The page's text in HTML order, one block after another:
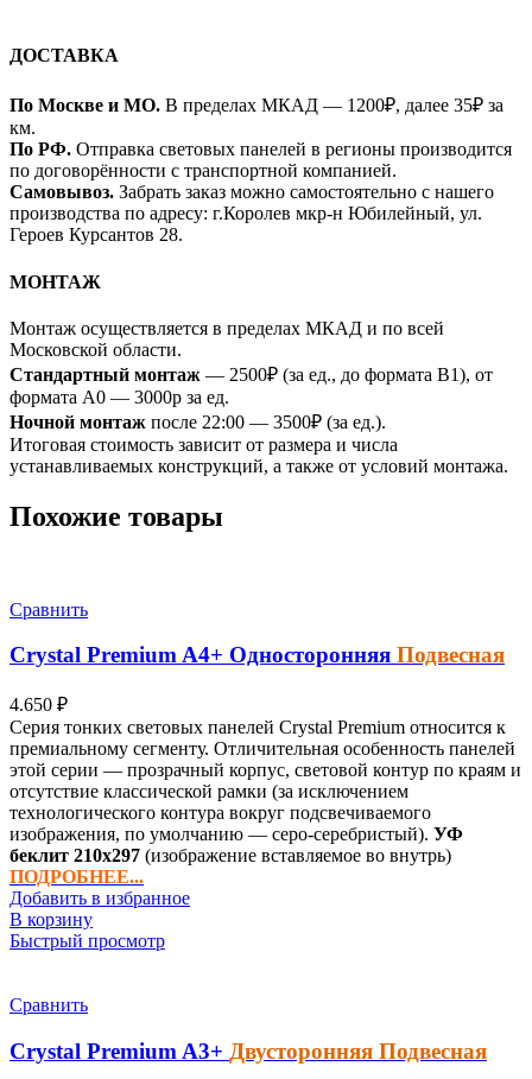
ДОСТАВКА
По Москве и МО. В пределах МКАД — 1200₽, далее 35₽ за
км.
По РФ. Отправка световых панелей в регионы производится
по договорённости с транспортной компанией.
Самовывоз. Забрать заказ можно самостоятельно с нашего
производства по адресу: г.Королев мкр-н Юбилейный, ул.
Героев Курсантов 28.
МОНТАЖ
Монтаж осуществляется в пределах МКАД и по всей
Московской области.
Стандартный монтаж — 2500₽ (за ед., до формата B1), от
формата A0 — 3000р за ед.
Ночной монтаж после 22:00 — 3500₽ (за ед.).
Итоговая стоимость зависит от размера и числа
устанавливаемых конструкций, а также от условий монтажа.
Похожие товары
Сравнить
Crystal PremiumA4+ Односторонняя Подвесная
4.650 ₽
Серия тонких световых панелей Crystal Premium относится к
премиальному сегменту. Отличительная особенность панелей
этой серии — прозрачный корпус, световой контур по краям и
отсутствие классической рамки (за исключением
технологического контура вокруг подсвечиваемого
изображения, по умолчанию — серо-серебристый). УФ
беклит 210х297 (изображение вставляемое во внутрь)
ПОДРОБНЕЕ...
Добавить в избранное
В корзину
Быстрый просмотр
Сравнить
Crystal Premium A3+ Двусторонняя Подвесная